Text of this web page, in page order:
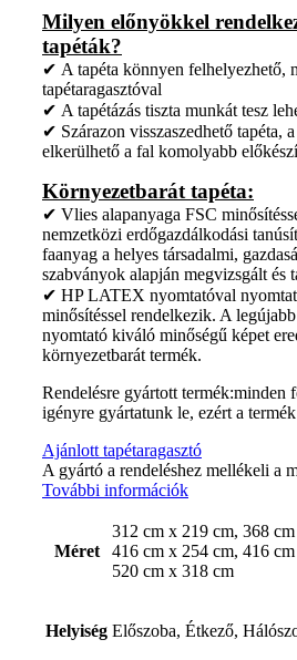
Milyen előnyökkel
tapéták?
✔ A tapéta könnyen felhelyezhető,
tapétaragasztóval
✔ A tapétázás tiszta munkát tesz
✔ Szárazon visszaszedhető tapéta,
elkerülhető a fal komolyabb
Környezetbarát tapéta:
✔ Vlies alapanyaga FSC
nemzetközi erdőgazdálkodási
faanyag a helyes társadalmi,
szabványok alapján megvizsgált és
✔ HP LATEX nyomtatóval
minősítéssel rendelkezik. A
nyomtató kiváló minőségű képet
környezetbarát termék.
Rendelésre gyártott termék:minden
igényre gyártatunk le, ezért a
Ajánlott tapétaragasztó
A gyártó a rendeléshez mellékeli a
További információk
Méret
312 cm x 219 cm, 368
416 cm x 254 cm, 416
520 cm x 318 cm
Helyiség Előszoba, Étkező,